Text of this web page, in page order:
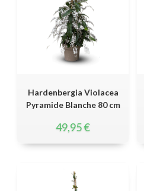
Hardenbergia Violacea
Pyramide Blanche 80 cm
49,95€